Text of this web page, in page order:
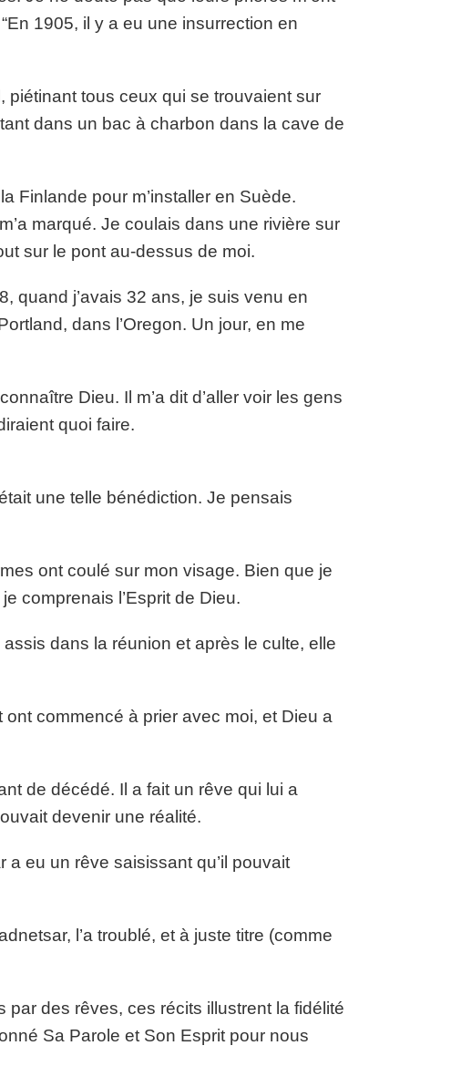
1905, il y a eu une insurrection en
tous ceux qui se trouvaient sur
dans un bac à charbon dans la cave de
Finlande pour m’installer en Suède.
marqué. Je coulais dans une rivière sur
sur le pont au-dessus de moi.
quand j’avais 32 ans, je suis venu en
dans l’Oregon. Un jour, en me
Dieu. Il m’a dit d’aller voir les gens
quoi faire.
une telle bénédiction. Je pensais
ont coulé sur mon visage. Bien que je
comprenais l’Esprit de Dieu.
dans la réunion et après le culte, elle
commencé à prier avec moi, et Dieu a
de décédé. Il a fait un rêve qui lui a
devenir une réalité.
a eu un rêve saisissant qu’il pouvait
l’a troublé, et à juste titre (comme
par des rêves, ces récits illustrent la fidélité
Sa Parole et Son Esprit pour nous